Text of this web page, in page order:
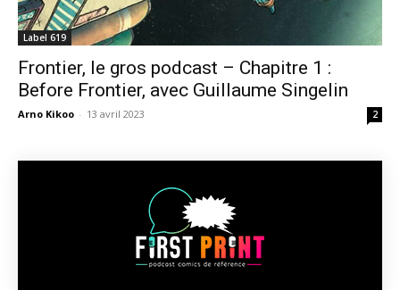
Label 619
Frontier, le gros podcast – Chapitre 1 :
Before Frontier, avec Guillaume Singelin
Arno Kikoo - 13 avril 2023 2